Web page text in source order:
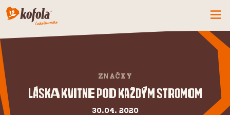
KOFOLA
PRODUKTY
ZNAČKY
Láska kvitne pod každým stromom
30.04. 2020